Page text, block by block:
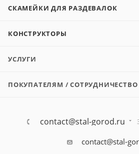
СКАМЕЙКИ ДЛЯ РАЗДЕВАЛОК
КОНСТРУКТОРЫ
УСЛУГИ
ПОКУПАТЕЛЯМ / СОТРУДНИЧЕСТВО
contact@stal-gorod.ru
contact@stal-